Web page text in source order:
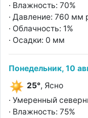
· Влажность: 70%
· Давление: 760 мм
· Облачность: 1%
· Осадки: 0 мм
Понедельник, 10
25°, Ясно
· Умеренный
· Влажность: 75%